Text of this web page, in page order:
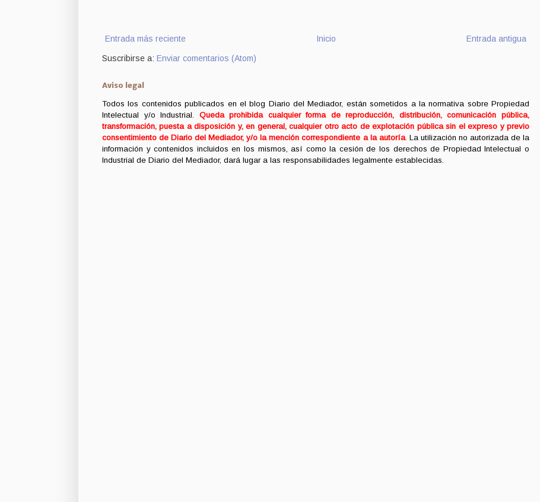
Entrada más reciente Entrada antigua
Inicio
Suscribirse a: Enviar comentarios (Atom)
Aviso legal
Todos los contenidos publicados en el blog Diario del Mediador, están sometidos a la normativa sobre Propiedad
Intelectual y/o Industrial. Queda prohibida cualquier forma de reproducción, distribución, comunicación pública,
transformación, puesta a disposición y, en general, cualquier otro acto de explotación pública sin el expreso y previo
consentimiento de Diario del Mediador, y/o la mención correspondiente a la autoría. La utilización no autorizada de la
información y contenidos incluidos en los mismos, así como la cesión de los derechos de Propiedad Intelectual o
Industrial de Diario del Mediador, dará lugar a las responsabilidades legalmente establecidas.